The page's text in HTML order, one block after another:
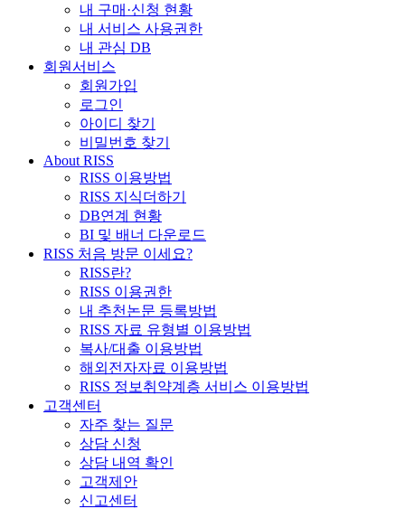
내 구매·신청 현황
내 서비스 사용권한
내 관심 DB
회원서비스
회원가입
로그인
아이디 찾기
비밀번호 찾기
About RISS
RISS 이용방법
RISS 지식더하기
DB연계 현황
BI 및 배너 다운로드
RISS 처음 방문 이세요?
RISS란?
RISS 이용권한
내 추천논문 등록방법
RISS 자료 유형별 이용방법
복사/대출 이용방법
해외전자자료 이용방법
RISS 정보취약계층 서비스 이용방법
고객센터
자주 찾는 질문
상담 신청
상담 내역 확인
고객제안
신고센터